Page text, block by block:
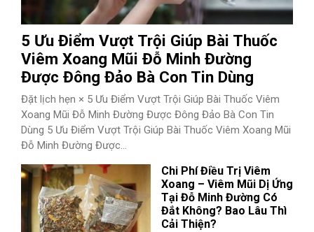
5 Ưu Điểm Vượt Trội Giúp Bài Thuốc
Viêm Xoang Mũi Đỗ Minh Đường
Được Đông Đảo Bà Con Tin Dùng
Đặt lịch hẹn × 5 Ưu Điểm Vượt Trội Giúp Bài Thuốc Viêm
Xoang Mũi Đỗ Minh Đường Được Đông Đảo Bà Con Tin
Dùng 5 Ưu Điểm Vượt Trội Giúp Bài Thuốc Viêm Xoang Mũi
Đỗ Minh Đường Được...
Chi Phí Điều Trị Viêm
Xoang – Viêm Mũi Dị Ứng
Tại Đỗ Minh Đường Có
Đắt Không? Bao Lâu Thì
Cải Thiện?